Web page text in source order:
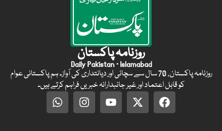
روزنامہ پاکستان
Daily Pakistan · Islamabad
روزنامہ پاکستان, 70 سال سے سچائی اور دیانتداری کی آواز۔ ہم پاکستانی عوام
کو قابل اعتماد اور غیر جانبدارانہ خبریں فراہم کرتے ہیں۔